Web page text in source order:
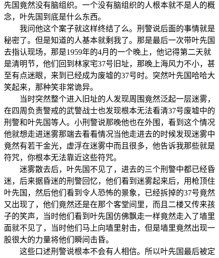
先国竟然没有脑组织。一个没有脑组织的人根本就不是人的概
念，叶先国到底是什么东西。
我问他这个案子就这样终结了么。刑警说后面的事情就是
秘密了。但是知道的人基本就剩我了。那是最后一次带叶先国
去指认现场，那是1959年的4月的一个晚上，他记得第二天就
是清明节，他们回到林家宅37号旧址，那晚上海风力不小，甚
至有点迷眼，来到已经成为废墟的37号时。突然叶先国哈哈大
笑起来，那种笑非常诡异。
当时突然整个进入旧址的人发现周围竟然泛起一层迷雾，
在四周负责警戒的武警战士也发现根本无法看清37号废墟中的
刑警和叶先国等人。小刑警说那晚他也在外围，看到这个情况
他就想走进迷雾那端去看看情况当他走进去的时候发现迷雾中
竟然有若干金光，虚浮在迷雾中而且很多，他告诉我那些就是
符咒，你根本无法靠近这些符咒。
迷雾散去后，叶先国不见了，进去的三个刑警中都已经昏
迷，后来据昏迷的刑警回忆，他们看到迷雾起来后，用枪顶住
叶先国，然后他们看到令人恐怖的景象，已经拆掉的37号竟然
又出现了，他们竟然还是在那个客堂间里，而且二楼又传来孩
子的笑声，当时他们看到叶先国仿佛飘走一样竟然走入了墙里
面就不见了，当时他们马上向墙里射击，但是墙里竟然出现一
股很大的力量将他们瞬间击昏。
这些口述刑警说根本不会有人相信。所以叶先国最后被定